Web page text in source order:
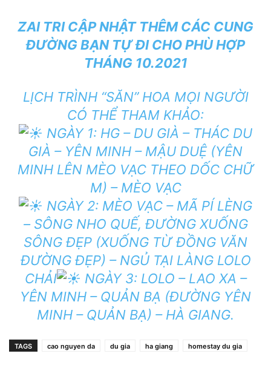
ZAI TRI CẬP NHẬT THÊM CÁC CUNG
ĐƯỜNG BẠN TỰ ĐI CHO PHÙ HỢP
THÁNG 10.2021
LỊCH TRÌNH “SĂN” HOA MỌI NGƯỜI
CÓ THỂ THAM KHẢO:
NGÀY 1: HG – DU GIÀ – THÁC DU
GIÀ – YÊN MINH – MẬU DUỆ (YÊN
MINH LÊN MÈO VẠC THEO DỐC CHỮ
M) – MÈO VẠC
NGÀY 2: MÈO VẠC – MÃ PÍ LÈNG
– SÔNG NHO QUẾ, ĐƯỜNG XUỐNG
SÔNG ĐẸP (XUỐNG TỪ ĐỒNG VĂN
ĐƯỜNG ĐẸP) – NGỦ TẠI LÀNG LOLO
CHẢI
NGÀY 3: LOLO – LAO XA –
YÊN MINH – QUẢN BẠ (ĐƯỜNG YÊN
MINH – QUẢN BẠ) – HÀ GIANG.
TAGS cao nguyen da du gia ha giang homestay du gia